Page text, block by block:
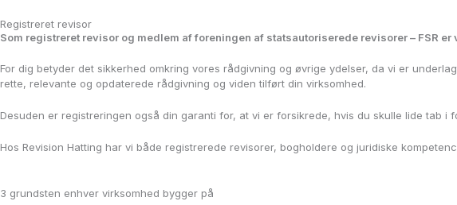
Registreret revisor
Som registreret revisor og medlem af foreningen af statsautoriserede revisorer – FSR
For dig betyder det sikkerhed omkring vores rådgivning og øvrige ydelser, da vi er
rette, relevante og opdaterede rådgivning og viden tilført din virksomhed.
Desuden er registreringen også din garanti for, at vi er forsikrede, hvis du skulle lide tab i
Hos Revision Hatting har vi både registrerede revisorer, bogholdere og juridiske
3 grundsten enhver virksomhed bygger på